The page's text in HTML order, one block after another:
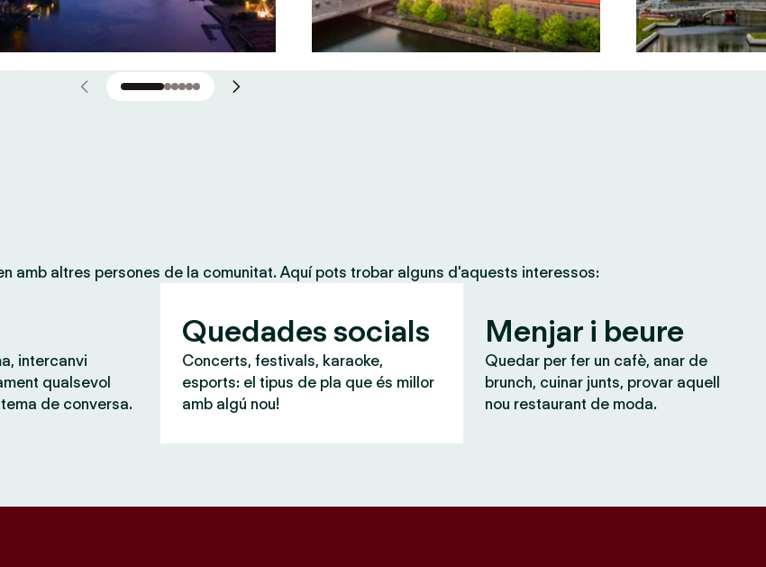
amb altres persones de la comunitat. Aquí pots trobar alguns d'aquests interessos:
intercanvi
qualsevol
de conversa.
Quedades socials
Concerts, festivals, karaoke,
esports: el tipus de pla que és millor
amb algú nou!
Menjar i beure
Quedar per fer un cafè, anar de
brunch, cuinar junts, provar aquell
nou restaurant de moda.